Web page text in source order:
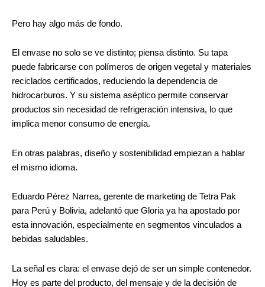
Pero hay algo más de fondo.
El envase no solo se ve distinto; piensa distinto. Su tapa
puede fabricarse con polímeros de origen vegetal y materiales
reciclados certificados, reduciendo la dependencia de
hidrocarburos. Y su sistema aséptico permite conservar
productos sin necesidad de refrigeración intensiva, lo que
implica menor consumo de energía.
En otras palabras, diseño y sostenibilidad empiezan a hablar
el mismo idioma.
Eduardo Pérez Narrea, gerente de marketing de Tetra Pak
para Perú y Bolivia, adelantó que Gloria ya ha apostado por
esta innovación, especialmente en segmentos vinculados a
bebidas saludables.
La señal es clara: el envase dejó de ser un simple contenedor.
Hoy es parte del producto, del mensaje y de la decisión de